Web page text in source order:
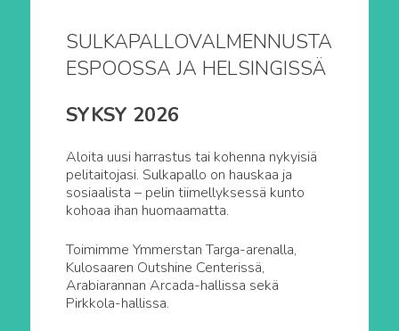
SULKAPALLOVALMENNUSTA
ESPOOSSA JA HELSINGISSÄ
SYKSY 2026
Aloita uusi harrastus tai kohenna nykyisiä
pelitaitojasi. Sulkapallo on hauskaa ja
sosiaalista – pelin tiimellyksessä kunto
kohoaa ihan huomaamatta.
Toimimme Ymmerstan Targa-arenalla,
Kulosaaren Outshine Centerissä,
Arabiarannan Arcada-hallissa sekä
Pirkkola-hallissa.